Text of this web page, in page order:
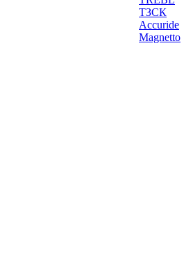
ТЗСК
Accuride
Magnetto